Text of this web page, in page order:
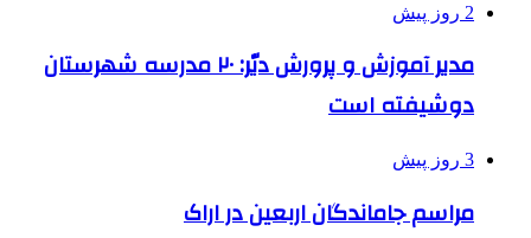
2 روز پیش
مدیر آموزش و پرورش دیّر: ۲۰ مدرسه شهرستان
دوشیفته است
3 روز پیش
مراسم جاماندگان اربعین در اراک